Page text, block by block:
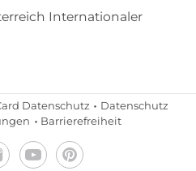
Internationaler
Datenschutz
Datenschutz
Barrierefreiheit